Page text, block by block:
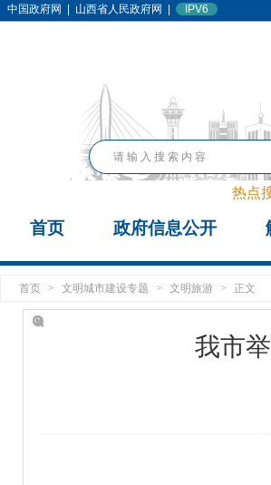
中国政府网 山西省人民政府网 IPV6
热点
首页 政府信息公开
首页 > 文明城市建设专题 > 文明旅游 > 正文
我市